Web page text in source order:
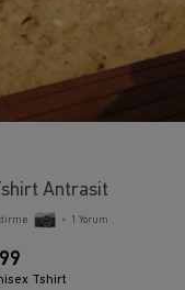
Antrasit
• 1 Yorum
Tshirt